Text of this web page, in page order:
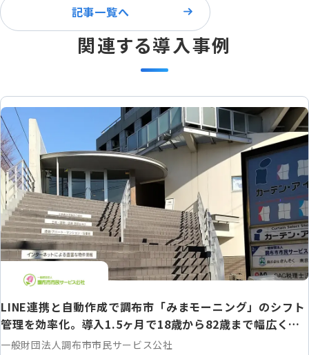
記事一覧へ
関連する導入事例
LINE連携と自動作成で調布市「みまモーニング」のシフト
管理を効率化。導入1.5ヶ月で18歳から82歳まで幅広く定
着！
一般財団法人調布市市民サービス公社